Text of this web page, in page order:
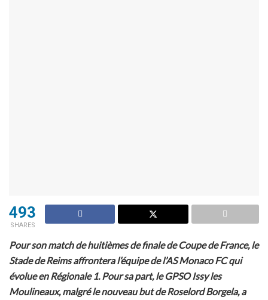
493
SHARES
Pour son match de huitièmes de finale de Coupe de France, le
Stade de Reims affrontera l’équipe de l’AS Monaco FC qui
évolue en Régionale 1. Pour sa part, le GPSO Issy les
Moulineaux, malgré le nouveau but de Roselord Borgela, a